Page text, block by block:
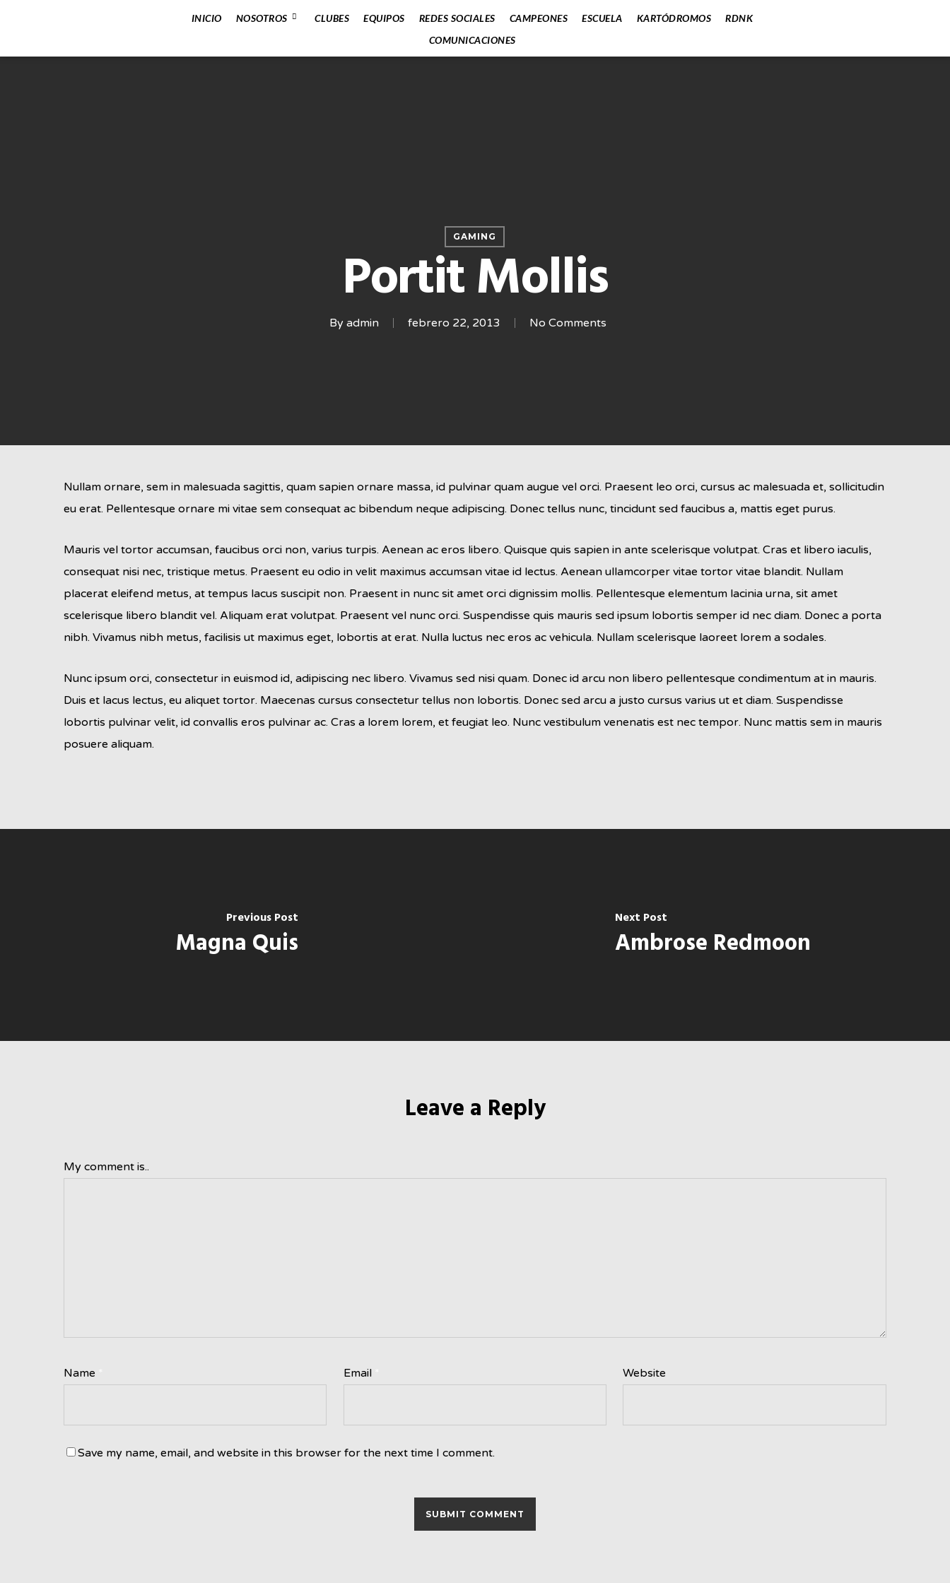
INICIO NOSOTROS CLUBES EQUIPOS REDES SOCIALES CAMPEONES ESCUELA KARTÓDROMOS
RDNK
COMUNICACIONES
GAMING
Portit Mollis
By admin febrero 22, 2013 No Comments
Nullam ornare, sem in malesuada sagittis, quam sapien ornare massa, id pulvinar quam augue vel orci. Praesent leo orci, cursus ac malesuada et, sollicitudin
eu erat. Pellentesque ornare mi vitae sem consequat ac bibendum neque adipiscing. Donec tellus nunc, tincidunt sed faucibus a, mattis eget purus.
Mauris vel tortor accumsan, faucibus orci non, varius turpis. Aenean ac eros libero. Quisque quis sapien in ante scelerisque volutpat. Cras et libero iaculis,
consequat nisi nec, tristique metus. Praesent eu odio in velit maximus accumsan vitae id lectus. Aenean ullamcorper vitae tortor vitae blandit. Nullam
placerat eleifend metus, at tempus lacus suscipit non. Praesent in nunc sit amet orci dignissim mollis. Pellentesque elementum lacinia urna, sit amet
scelerisque libero blandit vel. Aliquam erat volutpat. Praesent vel nunc orci. Suspendisse quis mauris sed ipsum lobortis semper id nec diam. Donec a porta
nibh. Vivamus nibh metus, facilisis ut maximus eget, lobortis at erat. Nulla luctus nec eros ac vehicula. Nullam scelerisque laoreet lorem a sodales.
Nunc ipsum orci, consectetur in euismod id, adipiscing nec libero. Vivamus sed nisi quam. Donec id arcu non libero pellentesque condimentum at in mauris.
Duis et lacus lectus, eu aliquet tortor. Maecenas cursus consectetur tellus non lobortis. Donec sed arcu a justo cursus varius ut et diam. Suspendisse
lobortis pulvinar velit, id convallis eros pulvinar ac. Cras a lorem lorem, et feugiat leo. Nunc vestibulum venenatis est nec tempor. Nunc mattis sem in mauris
posuere aliquam.
Previous Post
Magna Quis
Next Post
Ambrose Redmoon
Leave a Reply
My comment is..
Name Email Website
Save my name, email, and website in this browser for the next time I comment.